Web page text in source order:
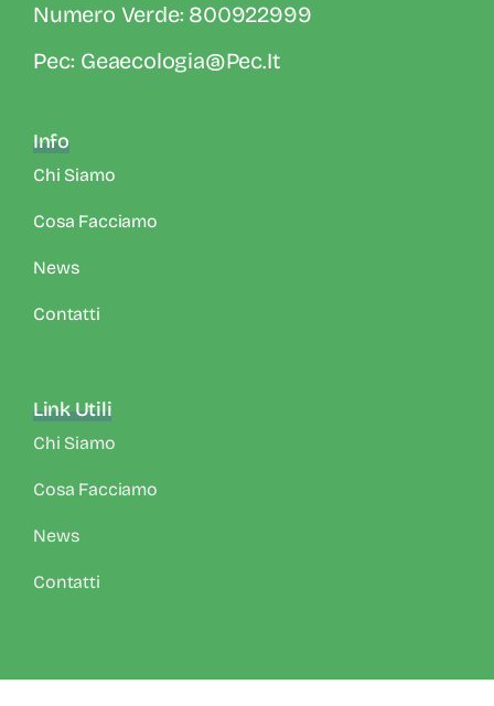
Numero Verde: 800922999
Pec: Geaecologia@pec.it
Info
Chi Siamo
Cosa Facciamo
News
Contatti
Link Utili
Chi Siamo
Cosa Facciamo
News
Contatti